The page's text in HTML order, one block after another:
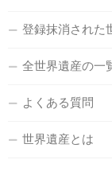
登録抹消された
全世界遺産の一
よくある質問
世界遺産とは